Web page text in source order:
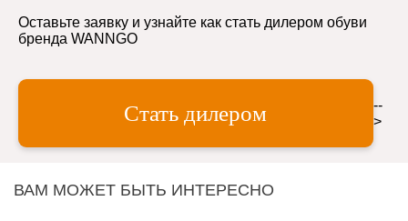
Оставьте заявку и узнайте как стать дилером обуви
бренда WANNGO
Стать дилером
--
>
ВАМ МОЖЕТ БЫТЬ ИНТЕРЕСНО